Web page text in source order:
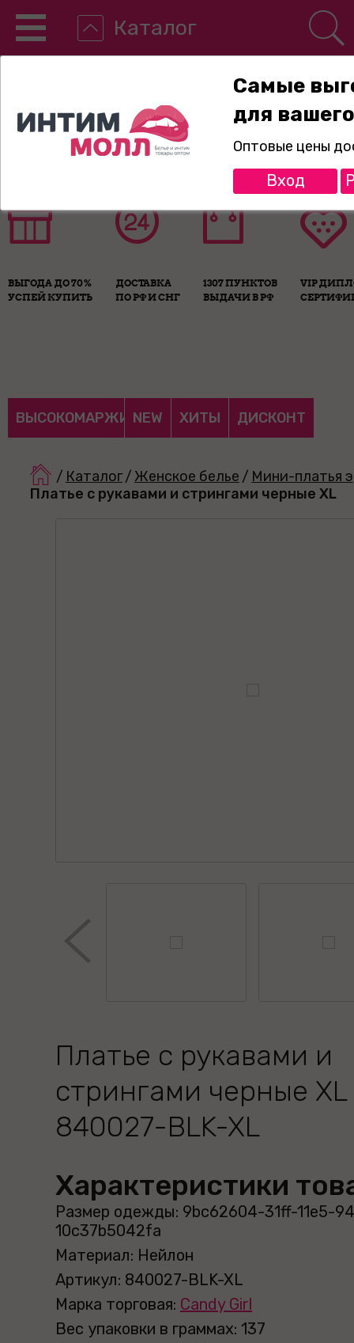
Каталог
8-800-775-89-65
ВЫГОДА ДО 70%
УСПЕЙ КУПИТЬ
ДОСТАВКА
ПО РФ И СНГ
1307 ПУНКТОВ
ВЫДАЧИ В РФ
VIP
ВЫСОКОМАРЖИНАЛЬНЫЕ
NEW ХИТЫ ДИСКОНТ
/ Каталог/ Женское белье / Мини-платья
Платье с рукавами и стрингами черные XL
Платье с рукавами и
стрингами черные XL
840027-BLK-XL
Характеристики
Размер одежды: 9bc62604-31ff-11e5-
10c37b5042fa
Материал: Нейлон
Артикул: 840027-BLK-XL
Марка торговая: Candy Girl
Вес упаковки в граммах: 137
Самые
для
Оптовые цены
Вход